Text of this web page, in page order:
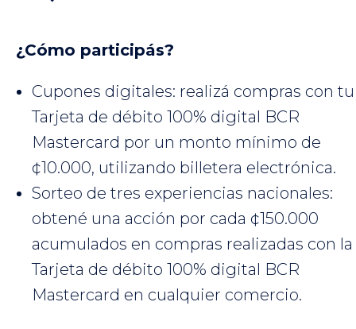
¿Cómo participás?
Cupones digitales: realizá compras con tu
Tarjeta de débito 100% digital BCR
Mastercard por un monto mínimo de
¢10.000, utilizando billetera electrónica.
Sorteo de tres experiencias nacionales:
obtené una acción por cada ¢150.000
acumulados en compras realizadas con la
Tarjeta de débito 100% digital BCR
Mastercard en cualquier comercio.